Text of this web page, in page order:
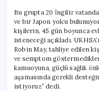
Bu grupta 20 İngiliz
ve bir Japon yolcu
kişilerin, 45 gün boyunca
isteneceği açıkladı.
Robin May, tahliye edilen
ve semptom
kamuoyuna, güçlü sağlık
aşamasında gerekli
istiyoruz” dedi.